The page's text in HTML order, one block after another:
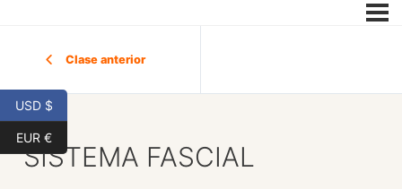
Clase anterior
SISTEMA FASCIAL
USD $
EUR €